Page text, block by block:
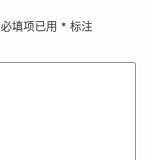
必填项已用 * 标注